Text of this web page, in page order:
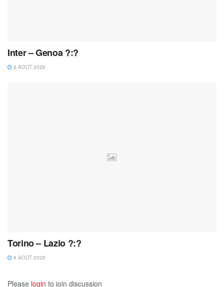
Inter – Genoa ?:?
8 AOÛT 2026
Torino – Lazio ?:?
8 AOÛT 2026
Please login to join discussion